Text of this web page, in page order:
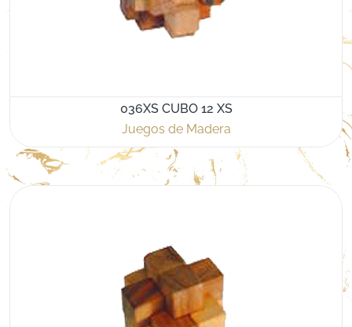
036XS CUBO 12 XS
Juegos de Madera